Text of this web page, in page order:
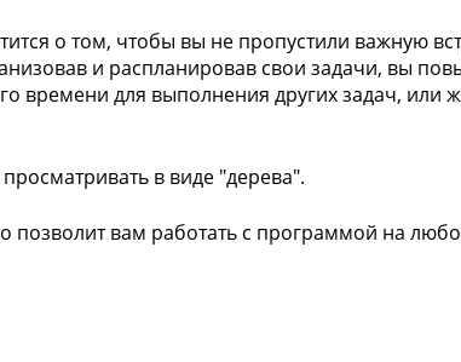
о том, чтобы вы не пропустили важную
и распланировав свои задачи, вы
времени для выполнения других задач, или
в виде "дерева".
позволит вам работать с программой на